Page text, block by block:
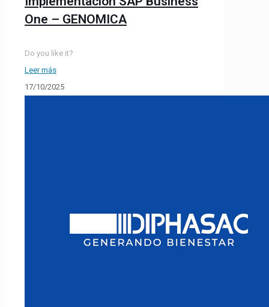
One – GENOMICA
Do you like it?
Leer más
17/10/2025